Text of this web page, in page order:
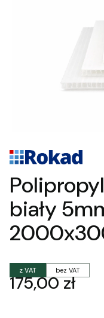
biały
z VAT bez VAT
Cena
175,00 zł